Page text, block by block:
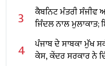
3
ਕੈਬਨਿਟ ਮੰਤਰੀ ਸੰਜੀਵ
ਜਿੰਦਲ ਨਾਲ ਮੁਲਾਕਾਤ;
ਨਿਵੇਸ਼ ਦਾ ਐਲਾਨ
4
ਪੰਜਾਬ ਦੇ ਸਾਬਕਾ ਮੁੱਖ
ਕੇਸ, ਕੇਂਦਰ ਸਰਕਾਰ ਨੇ